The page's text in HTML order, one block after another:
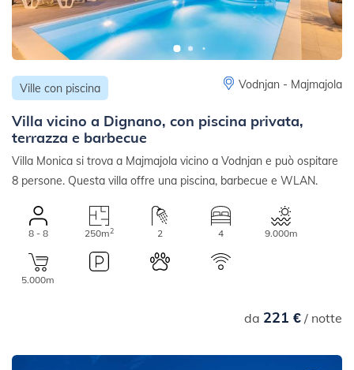
Ville con piscina Vodnjan - Majmajola
Villa vicino a Dignano, con piscina privata,
terrazza e barbecue
Villa Monica si trova a Majmajola vicino a Vodnjan e può ospitare
8 persone. Questa villa offre una piscina, barbecue e WLAN.
8 - 8 250m2 2 4 9.000m
5.000m
da 221 €/ notte